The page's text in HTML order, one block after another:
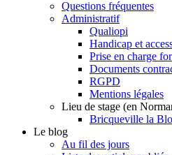
Questions fréquentes
Administratif
Qualiopi
Handicap et
Prise en charge
Documents
RGPD
Mentions légales
Lieu de stage (en
Bricqueville la
Le blog
Au fil des jours